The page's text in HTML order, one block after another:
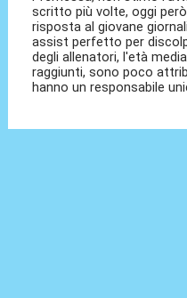
scritto più volte, oggi
risposta al giovane
assist perfetto per
degli allenatori, l'età
raggiunti, sono poco
hanno un responsabile